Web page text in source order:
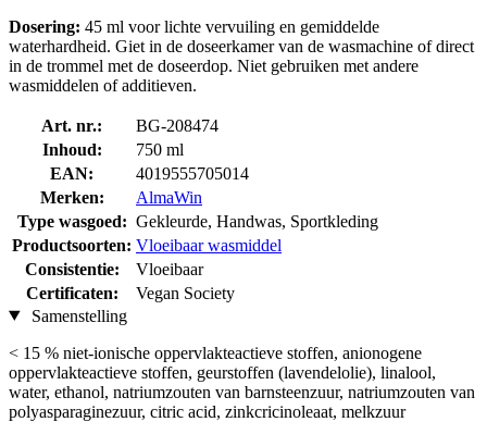
Dosering: 45 ml voor lichte vervuiling en gemiddelde
waterhardheid. Giet in de doseerkamer van de wasmachine of direct
in de trommel met de doseerdop. Niet gebruiken met andere
wasmiddelen of additieven.
Art. nr.:
BG-208474
Inhoud:
750 ml
EAN:
4019555705014
Merken:
AlmaWin
Type wasgoed: Gekleurde, Handwas, Sportkleding
Productsoorten: Vloeibaar wasmiddel
Consistentie:
Vloeibaar
Certificaten:
Vegan Society
Samenstelling
< 15 % niet-ionische oppervlakteactieve stoffen, anionogene
oppervlakteactieve stoffen, geurstoffen (lavendelolie), linalool,
water, ethanol, natriumzouten van barnsteenzuur, natriumzouten van
polyasparaginezuur, citric acid, zinkcricinoleaat, melkzuur